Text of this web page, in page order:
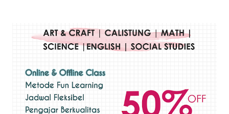
menggunakan bahan dasar cat air, cat akrilik, atau cat minyak dengan
sapuan warna cat yang tebal. Dengan memberikan sapuan warna
pelukis untuk menghasilkan lukisan yang mempesona dan tentunya
bernilai tinggi. Ciri teknik plakat Ciri-ciri teknik plakat, yaitu: Sapuan
warna yang kental dan tebal. Hasil lukisan menutupi seluruh bagian